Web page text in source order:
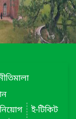
নিয়োগ
ই-টিকিট